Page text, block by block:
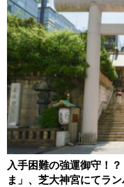
入手困難の強運御守！
ま」、芝大神宮にてラ